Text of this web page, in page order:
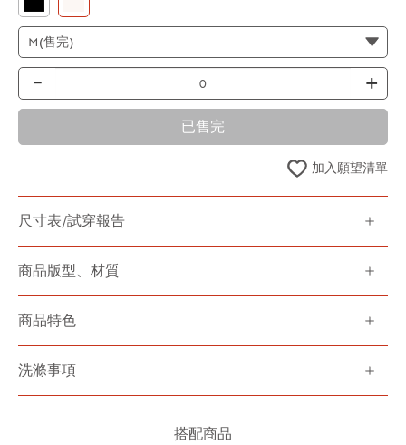
- +
已售完
加入願望清單
尺寸表/試穿報告
商品版型、材質
商品特色
洗滌事項
搭配商品